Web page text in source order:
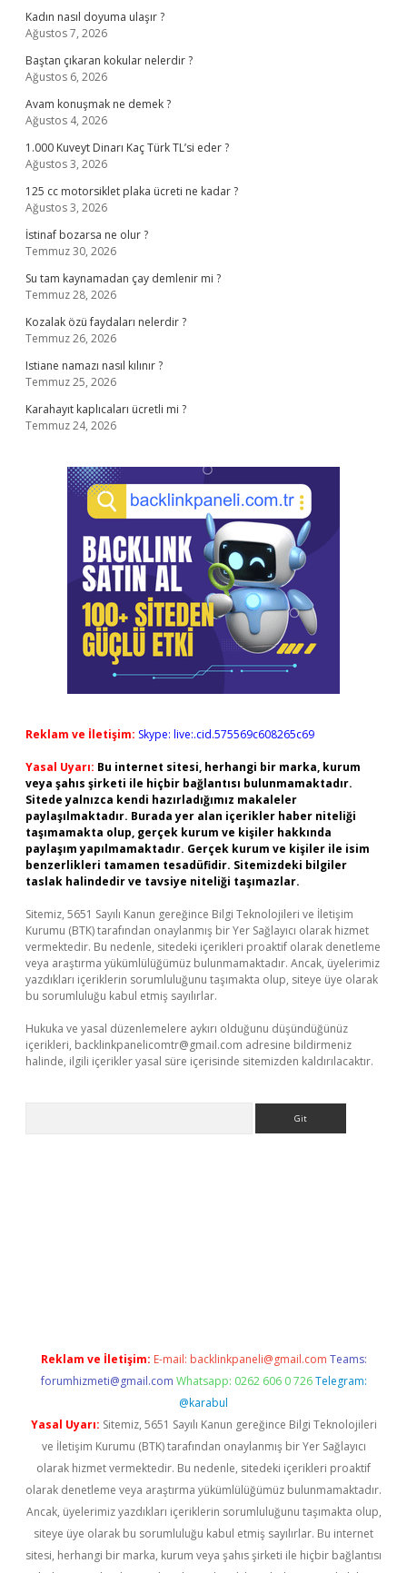
Kadın nasıl doyuma ulaşır ?
Ağustos 7, 2026
Baştan çıkaran kokular nelerdir ?
Ağustos 6, 2026
Avam konuşmak ne demek ?
Ağustos 4, 2026
1.000 Kuveyt Dinarı Kaç Türk TL’si eder ?
Ağustos 3, 2026
125 cc motorsiklet plaka ücreti ne kadar ?
Ağustos 3, 2026
İstinaf bozarsa ne olur ?
Temmuz 30, 2026
Su tam kaynamadan çay demlenir mi ?
Temmuz 28, 2026
Kozalak özü faydaları nelerdir ?
Temmuz 26, 2026
Istiane namazı nasıl kılınır ?
Temmuz 25, 2026
Karahayıt kaplıcaları ücretli mi ?
Temmuz 24, 2026
Reklam ve İletişim: Skype: live:.cid.575569c608265c69
Yasal Uyarı: Bu internet sitesi, herhangi bir marka, kurum
veya şahıs şirketi ile hiçbir bağlantısı bulunmamaktadır.
Sitede yalnızca kendi hazırladığımız makaleler
paylaşılmaktadır. Burada yer alan içerikler haber niteliği
taşımamakta olup, gerçek kurum ve kişiler hakkında
paylaşım yapılmamaktadır. Gerçek kurum ve kişiler ile isim
benzerlikleri tamamen tesadüfidir. Sitemizdeki bilgiler
taslak halindedir ve tavsiye niteliği taşımazlar.
Sitemiz, 5651 Sayılı Kanun gereğince Bilgi Teknolojileri ve İletişim
Kurumu (BTK) tarafından onaylanmış bir Yer Sağlayıcı olarak hizmet
vermektedir. Bu nedenle, sitedeki içerikleri proaktif olarak denetleme
veya araştırma yükümlülüğümüz bulunmamaktadır. Ancak, üyelerimiz
yazdıkları içeriklerin sorumluluğunu taşımakta olup, siteye üye olarak
bu sorumluluğu kabul etmiş sayılırlar.
Hukuka ve yasal düzenlemelere aykırı olduğunu düşündüğünüz
içerikleri, backlinkpanelicomtr@gmail.com adresine bildirmeniz
halinde, ilgili içerikler yasal süre içerisinde sitemizden kaldırılacaktır.
Reklam ve İletişim: E-mail: backlinkpaneli@gmail.com Teams:
forumhizmeti@gmail.com Whatsapp: 0262 606 0 726 Telegram:
@karabul
Yasal Uyarı: Sitemiz, 5651 Sayılı Kanun gereğince Bilgi Teknolojileri
ve İletişim Kurumu (BTK) tarafından onaylanmış bir Yer Sağlayıcı
olarak hizmet vermektedir. Bu nedenle, sitedeki içerikleri proaktif
olarak denetleme veya araştırma yükümlülüğümüz bulunmamaktadır.
Ancak, üyelerimiz yazdıkları içeriklerin sorumluluğunu taşımakta olup,
siteye üye olarak bu sorumluluğu kabul etmiş sayılırlar. Bu internet
sitesi, herhangi bir marka, kurum veya şahıs şirketi ile hiçbir bağlantısı